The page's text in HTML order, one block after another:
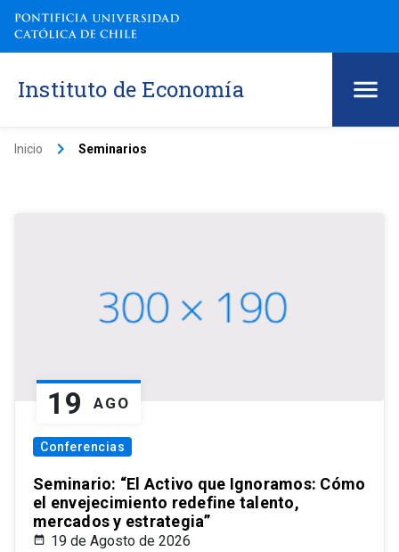
Instituto de Economía
Inicio keyboard_arrow_right Seminarios
19 AGO
Conferencias
Seminario: “El Activo que Ignoramos: Cómo
el envejecimiento redefine talento,
mercados y estrategia”
19 de Agosto de 2026